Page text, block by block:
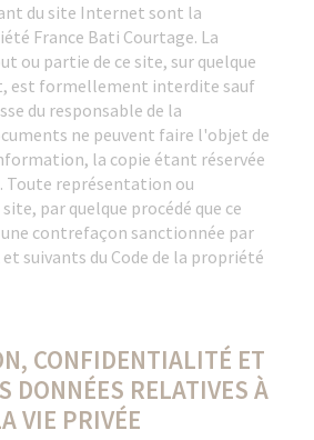
du site Internet sont la
France Bati Courtage. La
ou partie de ce site, sur quelque
est formellement interdite sauf
du responsable de la
ne peuvent faire l'objet de
la copie étant réservée
Toute représentation ou
par quelque procédé que ce
contrefaçon sanctionnée par
suivants du Code de la propriété
CONFIDENTIALITÉ ET
DONNÉES RELATIVES À
VIE PRIVÉE